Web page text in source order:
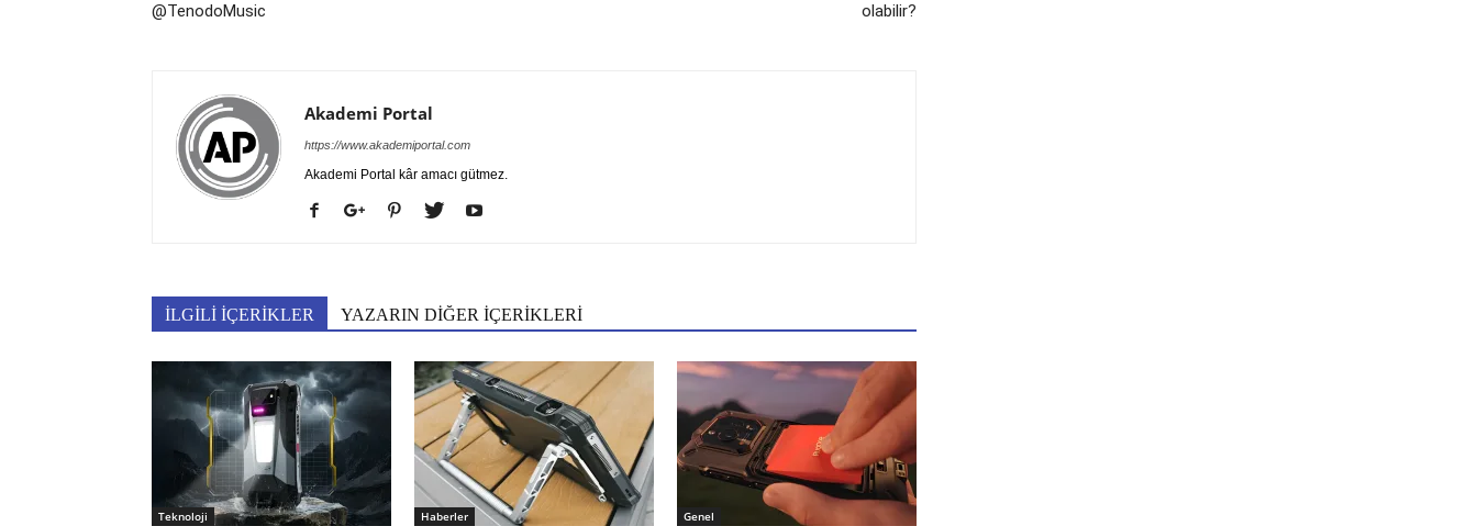
@TenodoMusic
olabilir?
Akademi Portal
https://www.akademiportal.com
Akademi Portal kâr amacı gütmez.
İLGİLİ İÇERİKLER YAZARIN DİĞER İÇERİKLERİ
Teknoloji Haberler Genel